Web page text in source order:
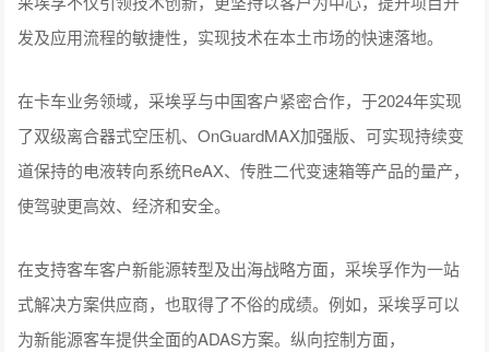
发及应用流程的敏捷性，实现技术在本土市场的快速落地。
在卡车业务领域，采埃孚与中国客户紧密合作，于2024年实现
了双级离合器式空压机、OnGuardMAX加强版、可实现持续变
道保持的电液转向系统ReAX、传胜二代变速箱等产品的量产，
使驾驶更高效、经济和安全。
在支持客车客户新能源转型及出海战略方面，采埃孚作为一站
式解决方案供应商，也取得了不俗的成绩。例如，采埃孚可以
为新能源客车提供全面的ADAS方案。纵向控制方面，